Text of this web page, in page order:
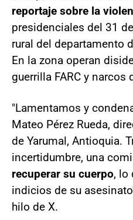
reportaje sobre la
presidenciales del 31
rural del departamento
En la zona operan
guerrilla FARC y narcos
"Lamentamos y
Mateo Pérez Rueda,
de Yarumal, Antioquia.
incertidumbre, una
recuperar su cuerpo, lo
indicios de su
hilo de X.